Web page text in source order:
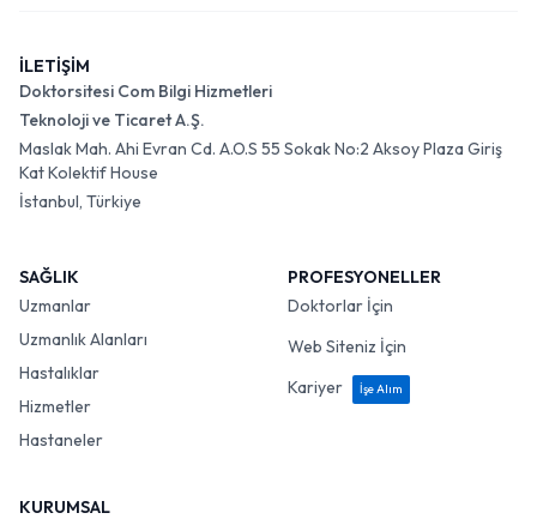
İLETİŞİM
Doktorsitesi Com Bilgi Hizmetleri
Teknoloji ve Ticaret A.Ş.
Maslak Mah. Ahi Evran Cd. A.O.S 55 Sokak No:2 Aksoy Plaza Giriş
Kat Kolektif House
İstanbul, Türkiye
SAĞLIK
Uzmanlar
Uzmanlık Alanları
Hastalıklar
Hizmetler
Hastaneler
PROFESYONELLER
Doktorlar İçin
Web Siteniz İçin
Kariyer
İşe Alım
KURUMSAL